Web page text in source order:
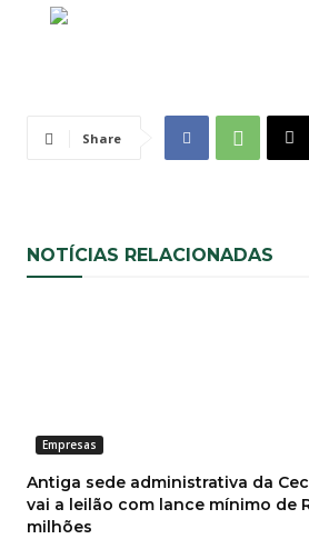
Share
NOTÍCIAS RELACIONADAS
Empresas
Antiga sede administrativa da
vai a leilão com lance mínimo de
milhões